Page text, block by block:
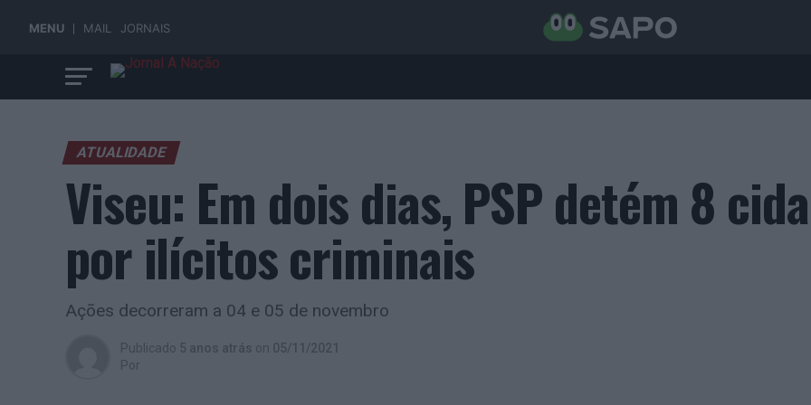
MENU MAIL JORNAIS
ATUALIDADE
Viseu: Em dois dias, PSP detém 8
por ilícitos criminais
Ações decorreram a 04 e 05 de novembro
Publicado 5 anos atrás on 05/11/2021
Por